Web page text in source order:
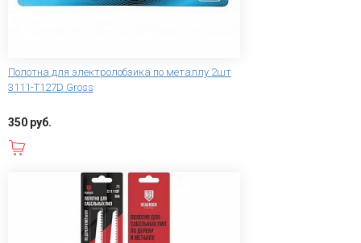
Полотна для электролобзика по металлу 2шт
3111-Т127D Gross
350 руб.